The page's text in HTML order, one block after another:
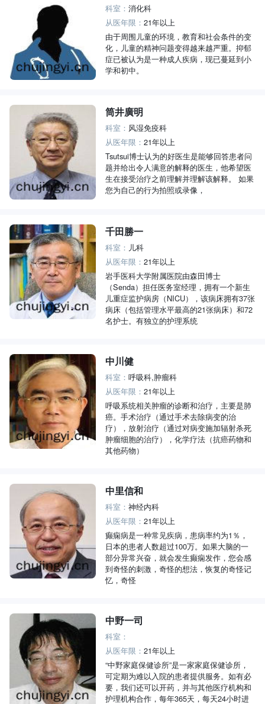
科室：消化科
从医年限：21年以上
由于周围儿童的环境，教育和社会条件的变
化，儿童的精神问题变得越来越严重。抑郁
症已被认为是一种成人疾病，现已蔓延到小
学和初中。
筒井廣明
科室： 风湿免疫科
从医年限：21年以上
Tsutsui博士认为的好医生是能够回答患者问
题并给出令人满意的解释的医生，他希望医
生在接受治疗之前理解并理解该解释。 如果
您为自己的行为拍照或录像，
千田勝一
科室： 儿科
从医年限：21年以上
岩手医科大学附属医院由森田博士
（Senda）担任医务室经理，拥有一个新生
儿重症监护病房（NICU），该病床拥有37张
病床（包括管理水平最高的21张病床）和72
名护士。有独立的护理系统
中川健
科室：呼吸科,肿瘤科
从医年限：21年以上
呼吸系统相关肿瘤的诊断和治疗，主要是肺
癌。手术治疗（通过手术去除病变的治
疗），放射治疗（通过对病变施加辐射杀死
肿瘤细胞的治疗），化学疗法（抗癌药物和
其他药物）
中里信和
科室：神经内科
从医年限：21年以上
癫痫病是一种常见疾病，患病率约为1％，
日本的患者人数超过100万。如果大脑的一
部分异常兴奋，就会发生癫痫发作，您会感
到奇怪的刺激，奇怪的想法，恢复的奇怪记
忆，奇怪
中野一司
科室：
从医年限：21年以上
“中野家庭保健诊所”是一家家庭保健诊所，
可定期为难以入院的患者提供服务。如有必
要，我们还可以开药，并与其他医疗机构和
护理机构合作，每年365天，每天24小时进